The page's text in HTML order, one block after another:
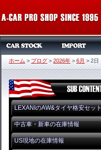
ホーム > ブログ > 2026年 > 6月 > 2日
LEXANIのAW&タイヤ格安セット
中古車・新車の在庫情報
US現地の在庫情報